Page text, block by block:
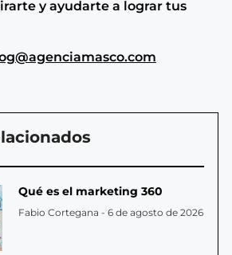
y ayudarte a lograr tus
Qué es el marketing 360
Fabio Cortegana 6 de agosto de 2026